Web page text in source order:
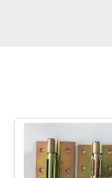
PRIVACY
POLICY